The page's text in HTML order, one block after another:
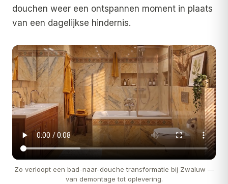
douchen weer een ontspannen moment in plaats
van een dagelijkse hindernis.
Zo verloopt een bad-naar-douche transformatie bij Zwaluw —
van demontage tot oplevering.